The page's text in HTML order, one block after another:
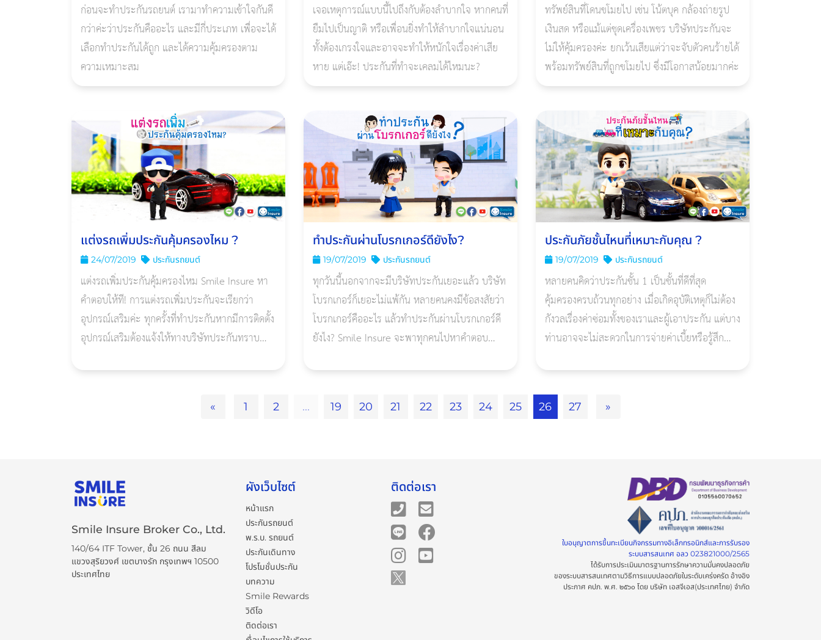
ก่อนจะทำประกันรถยนต์ เรามาทำความเข้าใจกันดี
กว่าค่ะว่าประกันคืออะไร และมีกี่ประเภท เพื่อจะได้
เลือกทำประกันได้ถูก และได้ความคุ้มครองตาม
ความเหมาะสม
เจอเหตุการณ์แบบนี้ไปถึงกับต้องลำบากใจ หากคนที่
ยืมไปเป็นญาติ หรือเพื่อนยิ่งทำให้ลำบากใจแน่นอน
ทั้งต้องเกรงใจและอาจจะทำให้หนักใจเรื่องค่าเสีย
หาย แต่เอ๊ะ! ประกันที่ทำจะเคลมได้ไหมนะ?
ทรัพย์สินที่โดนขโมยไป เช่น โน้ตบุค กล้องถ่ายรูป
เงินสด หรือแม้แต่ชุดเครื่องเพชร บริษัทประกันจะ
ไม่ให้คุ้มครองค่ะ ยกเว้นเสียแต่ว่าจะจับตัวคนร้ายได้
พร้อมทรัพย์สินที่ถูกขโมยไป ซึ่งมีโอกาสน้อยมากค่ะ
แต่งรถเพิ่มประกันคุ้มครองไหม ?
24/07/2019 ประกันรถยนต์
แต่งรถเพิ่มประกันคุ้มครองไหม Smile Insure หา
คำตอบให้ที! การแต่งรถเพิ่มประกันจะเรียกว่า
อุปกรณ์เสริมค่ะ ทุกครั้งที่ทำประกันหากมีการติดตั้ง
อุปกรณ์เสริมต้องแจ้งให้ทางบริษัทประกันทราบ
ทำประกันผ่านโบรกเกอร์ดียังไง?
19/07/2019 ประกันรถยนต์
ทุกวันนี้นอกจากจะมีบริษัทประกันเยอะแล้ว บริษัท
โบรกเกอร์ก็เยอะไม่แพ้กัน หลายคนคงมีข้อสงสัยว่า
โบรกเกอร์คืออะไร แล้วทำประกันผ่านโบรกเกอร์ดี
ยังไง? Smile Insure จะพาทุกคนไปหาคำตอบ
ประกันภัยชั้นไหนที่เหมาะกับคุณ ?
19/07/2019 ประกันรถยนต์
หลายคนคิดว่าประกันชั้น 1 เป็นชั้นที่ดีที่สุด
คุ้มครองครบถ้วนทุกอย่าง เมื่อเกิดอุบัติเหตุก็ไม่ต้อง
กังวลเรื่องค่าซ่อมทั้งของเราและผู้เอาประกัน แต่บาง
ท่านอาจจะไม่สะดวกในการจ่ายค่าเบี้ยหรือรู้สึก
« 1 2 ... 19 20 21 22 23 24 25 26 27 »
Smile Insure Broker Co., Ltd.
140/64 ITF Tower, ชั้น 26 ถนน สีลม
แขวงสุริยวงศ์ เขตบางรัก กรุงเทพฯ 10500
ประเทศไทย
ผังเว็บไซต์
หน้าแรก
ประกันรถยนต์
พ.ร.บ. รถยนต์
ประกันเดินทาง
โปรโมชั่นประกัน
บทความ
Smile Rewards
วิดีโอ
ติดต่อเรา
ติดต่อเรา
ใบอนุญาตการขึ้นทะเบียนกิจกรรมทางอิเล็กทรอนิกส์และการรับรอง
ระบบสารสนเทศ อลว 023821000/2565
ได้รับการประเมินมาตรฐานการรักษาความมั่นคงปลอดภัย
ของระบบสารสนเทศตามวิธีการแบบปลอดภัยในระดับเคร่งครัด อ้างอิง
ประกาศ คปภ. พ.ศ. ๒๕๖๐ โดย บริษัท เอสจีเอส(ประเทศไทย) จำกัด